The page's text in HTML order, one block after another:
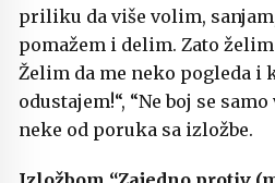
priliku da više volim,
pomažem i delim. Zato
Želim da me neko pogleda i
odustajem!“, “Ne boj se
neke od poruka sa izložbe.